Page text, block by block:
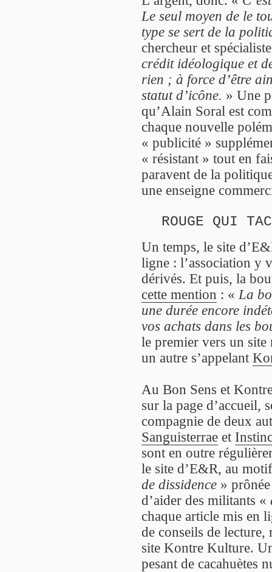
Le seul moyen de le
type se sert de la
chercheur et
crédit idéologique et
rien ; à force d’être
statut d’icône. » Une
qu’Alain Soral est
chaque nouvelle
« publicité »
« résistant » tout en
paravent de la
une enseigne
ROUGE QUI
Un temps, le site
ligne : l’association y
dérivés. Et puis, la
cette mention : « La
une durée encore
vos achats dans les
le premier vers un
un autre s’appelant
Au Bon Sens et
sur la page d’accueil,
compagnie de deux
Sanguisterrae et
sont en outre
le site d’E&R, au
de dissidence »
d’aider des militants «
chaque article mis en
de conseils de
site Kontre Kulture.
pesant de cacahuètes